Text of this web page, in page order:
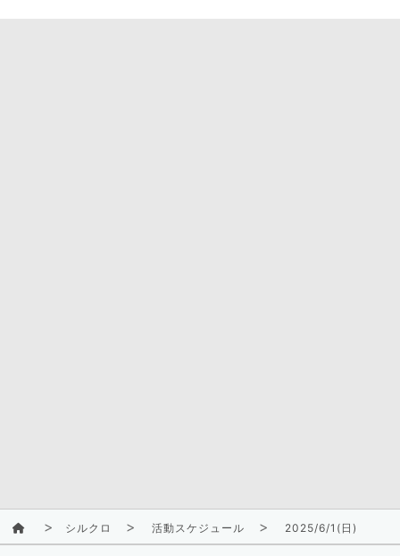
シルクロ 活動スケジュール 2025/6/1(日)